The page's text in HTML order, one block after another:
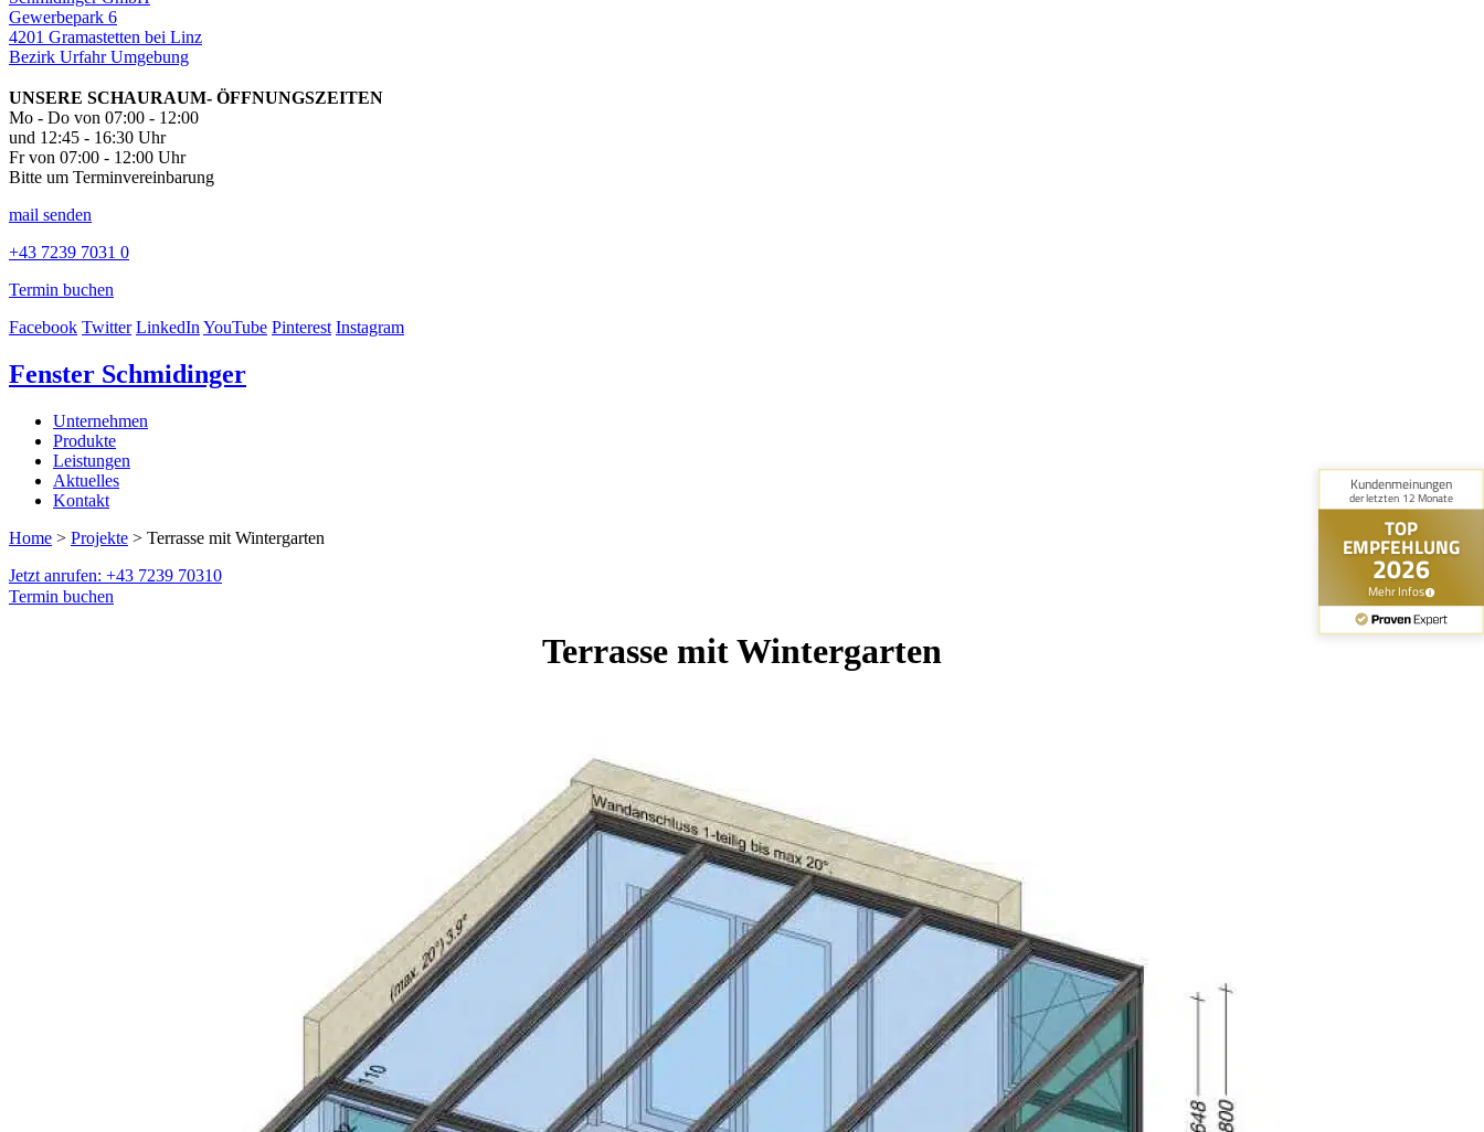
Gewerbepark 6
4201 Gramastetten bei Linz
Bezirk Urfahr Umgebung
UNSERE SCHAURAUM- ÖFFNUNGSZEITEN
Mo - Do von 07:00 - 12:00
und 12:45 - 16:30 Uhr
Fr von 07:00 - 12:00 Uhr
Bitte um Terminvereinbarung
mail senden
+43 7239 7031 0
Termin buchen
Facebook Twitter LinkedInYouTube Pinterest Instagram
Fenster Schmidinger
Unternehmen
Produkte
Leistungen
Aktuelles
Kontakt
Home > Projekte > Terrasse mit Wintergarten
Jetzt anrufen: +43 7239 70310
Termin buchen
Terrasse mit Wintergarten